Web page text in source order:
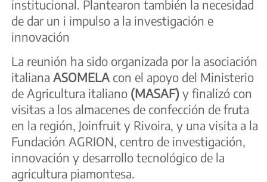
institucional. Plantearon también la necesidad
de dar un i impulso a la investigación e
innovación
La reunión ha sido organizada por la asociación
italiana ASOMELA con el apoyo del Ministerio
de Agricultura italiano (MASAF) y finalizó con
visitas a los almacenes de confección de fruta
en la región, Joinfruit y Rivoira, y una visita a la
Fundación AGRION, centro de investigación,
innovación y desarrollo tecnológico de la
agricultura piamontesa.